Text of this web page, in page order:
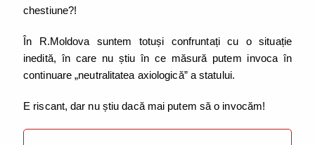
chestiune?!
În R.Moldova suntem totuși confruntați cu o situație
inedită, în care nu știu în ce măsură putem invoca în
continuare „neutralitatea axiologică” a statului.
E riscant, dar nu știu dacă mai putem să o invocăm!